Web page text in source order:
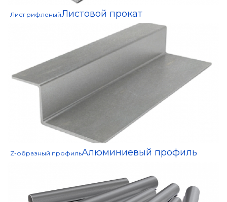
Лист рифленыйЛистовой прокат
Z-образный профильАлюминиевый профиль